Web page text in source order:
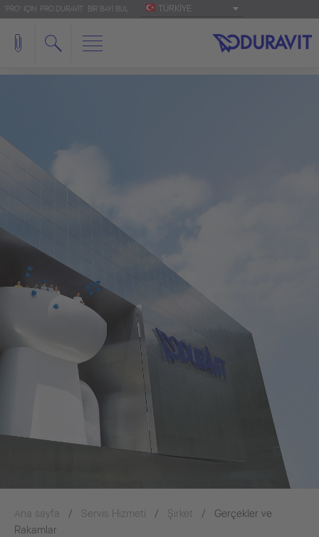
'PRO' IÇIN: PRO.DURAVIT BIR BAYI BUL TÜRKIYE
Ana sayfa Servis Hizmeti Şirket
Gerçekler ve
Rakamlar